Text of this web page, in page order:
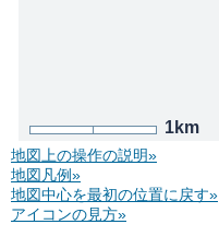
1km
地図上の操作の説明»
地図凡例»
地図中心を最初の位置に戻す»
アイコンの見方»